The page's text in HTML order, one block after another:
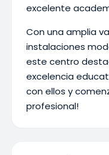
excelente
Con una amplia
instalaciones
este centro
excelencia
con ellos y
profesional!